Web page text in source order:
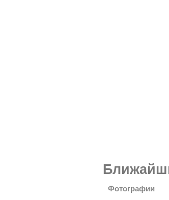
Фотографии